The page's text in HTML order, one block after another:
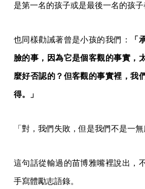
是第一名的孩子或是最後一名的孩子
也同樣勸誡著曾是小孩的我們： 「
臉的事，因為它是個客觀的事實，
麼好否認的？但客觀的事實裡，我
得。」
「對，我們失敗，但是我們不是一無
這句話從輸過的苗博雅嘴裡說出，
手寫體勵志語錄。